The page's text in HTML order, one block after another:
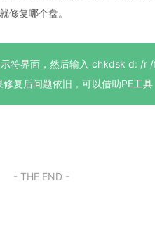
修复哪个盘。
符界面，然后输入 chkdsk d: /r
复后问题依旧，可以借助PE工
- THE END -